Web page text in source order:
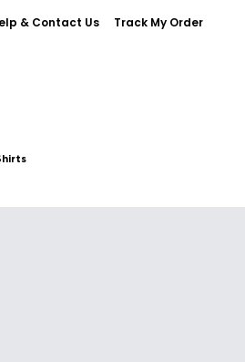
& Contact Us Track My Order